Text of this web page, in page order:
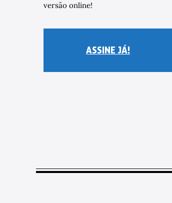
versão online!
ASSINE JÁ!